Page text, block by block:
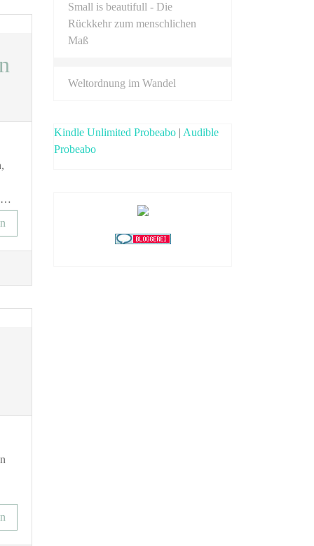
…
Small is beautifull - Die
Rückkehr zum menschlichen
Maß
Weltordnung im Wandel
Kindle Unlimited Probeabo | Audible
Probeabo